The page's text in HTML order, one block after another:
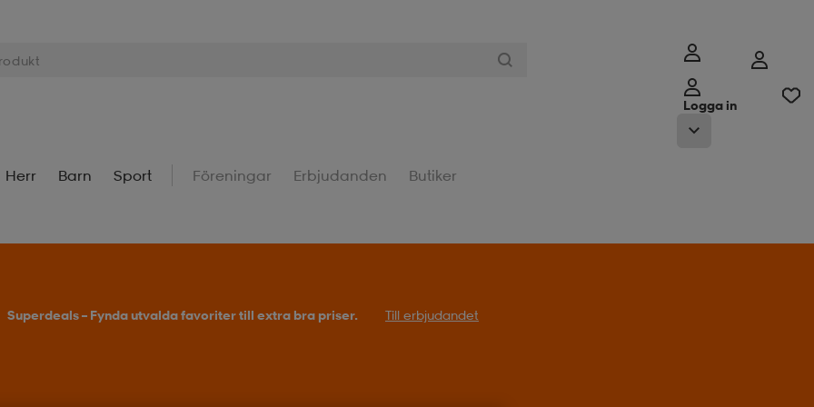
Logga in
Herr Barn Sport Föreningar Erbjudanden Butiker
Superdeals – Fynda utvalda favoriter till extra bra priser. Till erbjudandet